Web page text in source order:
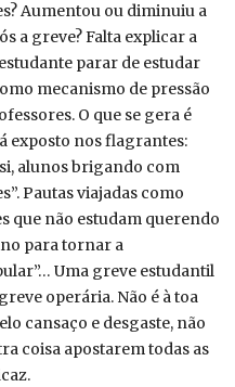
Aumentou ou diminuiu a
a greve? Falta explicar a
parar de estudar
mecanismo de pressão
O que se gera é
exposto nos flagrantes:
alunos brigando com
Pautas viajadas como
que não estudam querendo
para tornar a
Uma greve estudantil
operária. Não é à toa
cansaço e desgaste, não
coisa apostarem todas as